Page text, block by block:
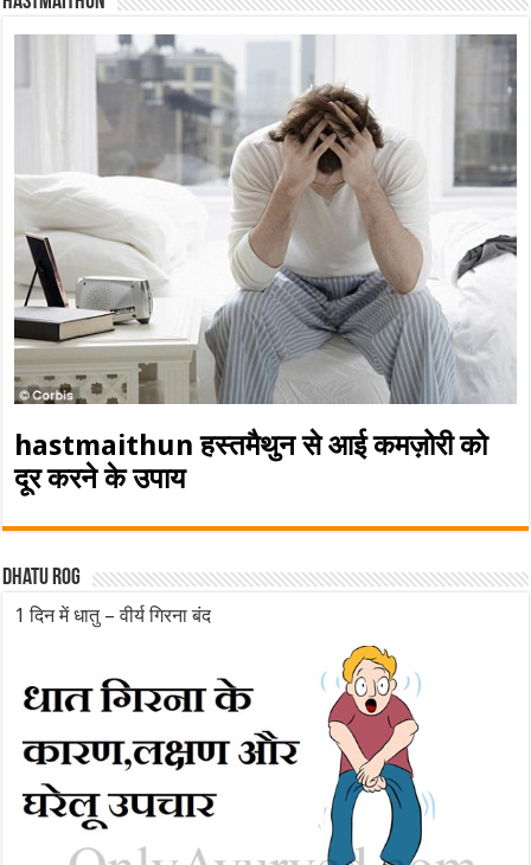
hastmaithun हस्तमैथुन से आई कमज़ोरी को
दूर करने के उपाय
Dhatu rog
1 दिन में धातु – वीर्य गिरना बंद